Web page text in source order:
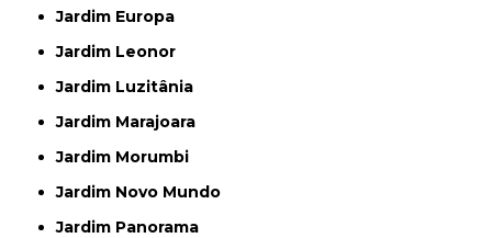
Jardim Europa
Jardim Leonor
Jardim Luzitânia
Jardim Marajoara
Jardim Morumbi
Jardim Novo Mundo
Jardim Panorama